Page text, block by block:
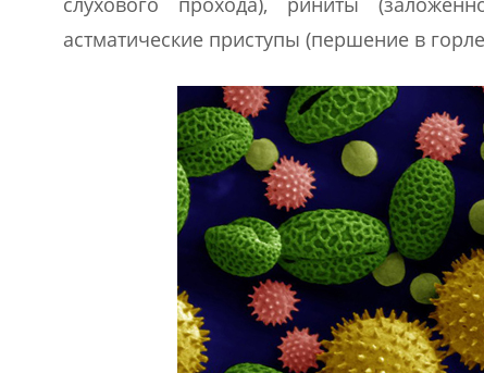
астматические приступы (першение в